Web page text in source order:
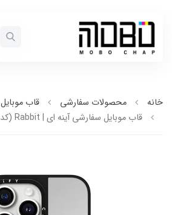
خانه محصولات سفارشی قاب موبایل
قاب موبایل سفارشی آینه ای | Rabbit (کد 0403)